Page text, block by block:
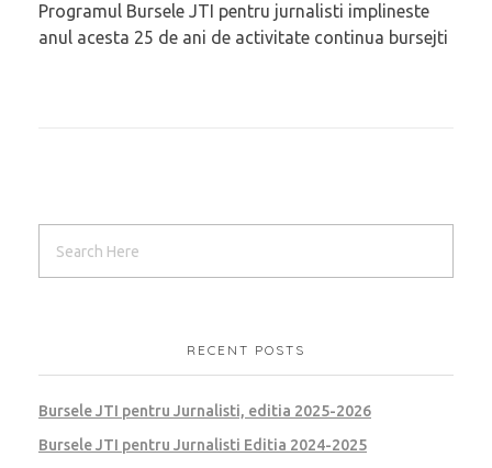
Programul Bursele JTI pentru jurnalisti implineste
anul acesta 25 de ani de activitate continua bursejti
RECENT POSTS
Bursele JTI pentru Jurnalisti, editia 2025-2026
Bursele JTI pentru Jurnalisti Editia 2024-2025